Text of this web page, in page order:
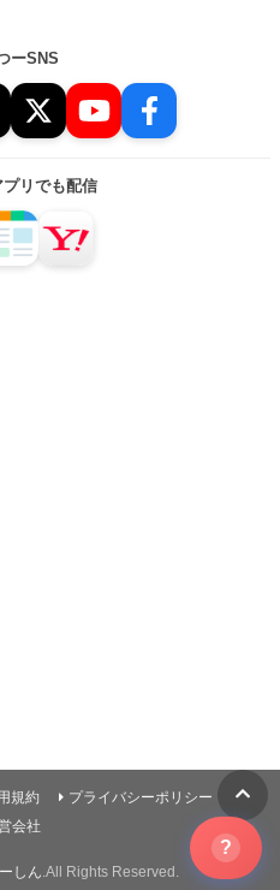
ーSNS
リでも配信
規約
プライバシーポリシー
会社
しん .All Rights Reserved.
?